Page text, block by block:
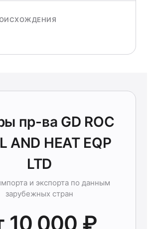
пр-ва GD ROC
AND HEAT EQP
LTD
и экспорта по данным
зарубежных стран
10 000 ₽